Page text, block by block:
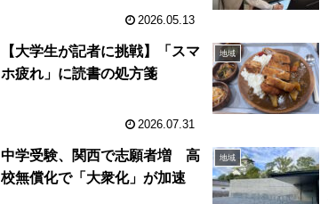
2026.05.13
【大学生が記者に挑戦】「スマ
ホ疲れ」に読書の処方箋
2026.07.31
地域
中学受験、関西で志願者増 高
校無償化で「大衆化」が加速
地域